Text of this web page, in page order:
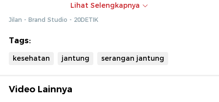
bisa dilakukan saat keadaan darurat untuk
menyelamatkan nyawa.
jantungmu, jaga hidupmu!
Lihat Selengkapnya
Jilan - Brand Studio - 20DETIK
Tags:
kesehatan jantung serangan jantung
Video Lainnya